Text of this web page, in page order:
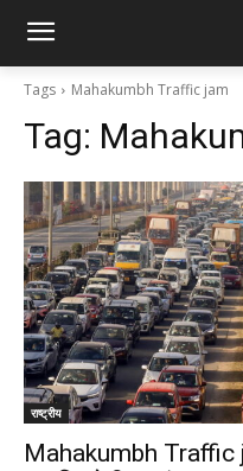
Tags Mahakumbh Traffic jam
Tag:
राष्ट्रीय
Mahakumbh Traffic